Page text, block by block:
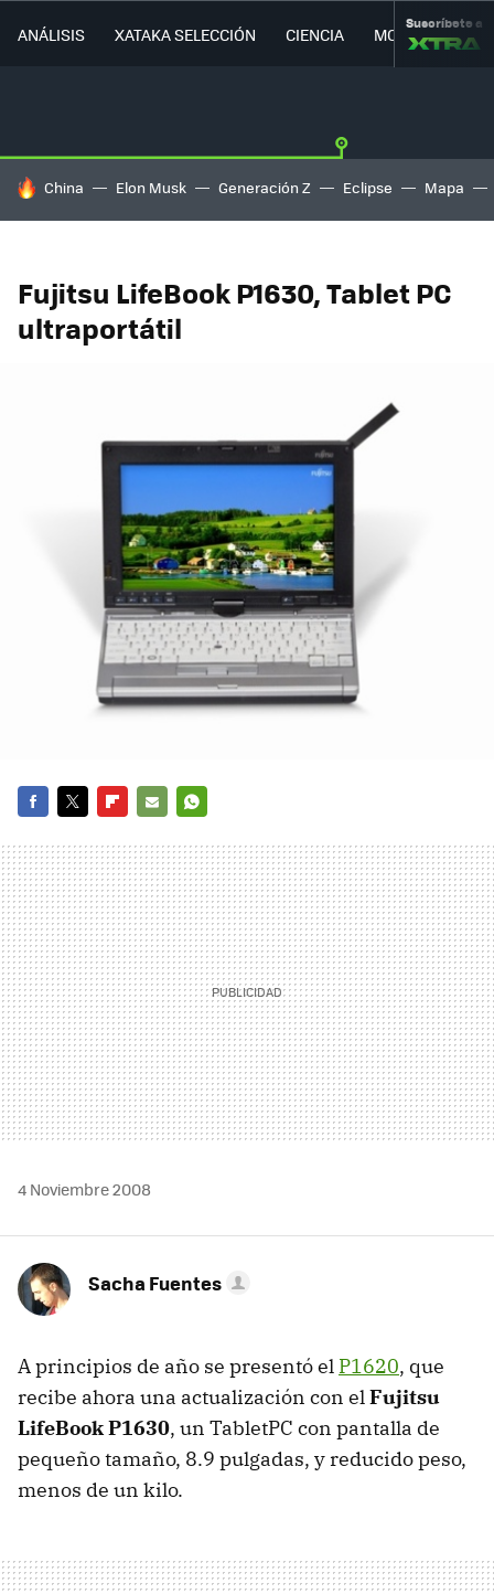
ANÁLISIS XATAKA SELECCIÓN CIENCIA MOVILIDAD
Suscríbete a
HOY SE HABLA DE
China Elon Musk Generación Z Eclipse Mapa
Fujitsu LifeBook P1630, Tablet PC
ultraportátil
MAIL
4 Noviembre 2008
Sacha Fuentes
A principios de año se presentó el P1620, que
recibe ahora una actualización con elFujitsu
LifeBook P1630, un TabletPC con pantalla de
pequeño tamaño, 8.9 pulgadas, y reducido peso,
menos de un kilo.